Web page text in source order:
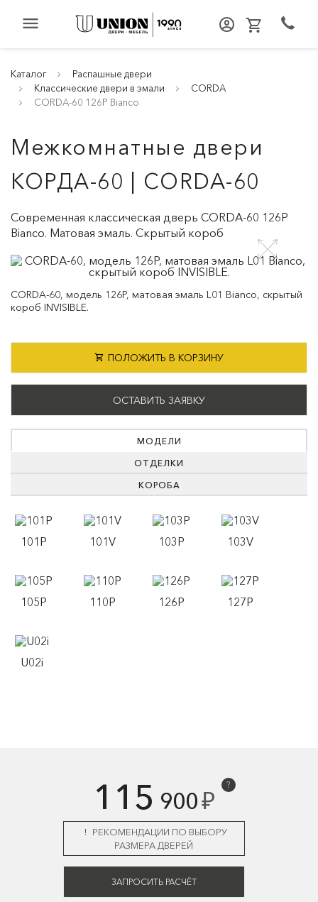
menu
Каталог
Распашные двери
Классические двери в эмали
CORDA
CORDA-60 126P Bianco
Межкомнатные двери
КОРДА-60 | CORDA-60
Современная классическая дверь CORDA-60 126P
Bianco. Матовая эмаль. Скрытый короб
CORDA-60, модель 126P, матовая эмаль L01 Bianco, скрытый
короб INVISIBLE.
ПОЛОЖИТЬ В КОРЗИНУ
ОСТАВИТЬ ЗАЯВКУ
МОДЕЛИ
ОТДЕЛКИ
КОРОБА
101P 101V 103P 103V
105P 110P 126P 127P
U02i
115 900₽
?
РЕКОМЕНДАЦИИ ПО ВЫБОРУ
РАЗМЕРА ДВЕРЕЙ
ЗАПРОСИТЬ РАСЧЁТ